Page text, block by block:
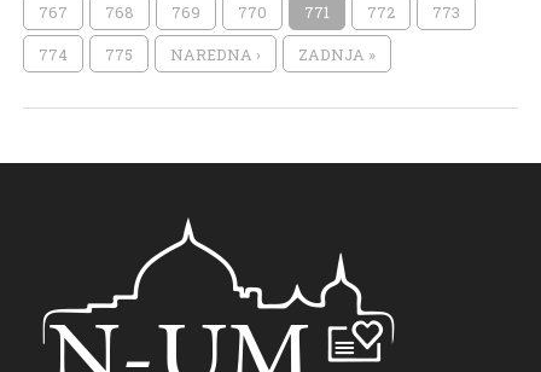
767 768 769 770 771 772 773
774 775 NAREDNA › ZADNJA »